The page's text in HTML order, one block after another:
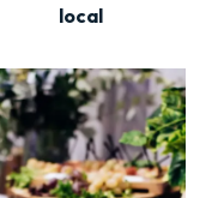
local